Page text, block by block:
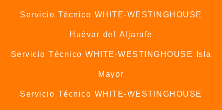
Servicio Técnico WHITE-WESTINGHOUSE
Huévar del Aljarafe
Servicio Técnico WHITE-WESTINGHOUSE Isla
Mayor
Servicio Técnico WHITE-WESTINGHOUSE